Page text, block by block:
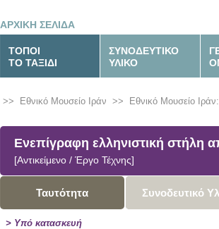
ΑΡΧΙΚΗ ΣΕΛΙΔΑ
ΤΟΠΟΙ
ΤΟ ΤΑΞΙΔΙ
ΣΥΝΟΔΕΥΤΙΚΟ
ΥΛΙΚΟ
>> Εθνικό Μουσείο Ιράν >> Εθνικό Μουσείο
Ενεπίγραφη ελληνιστική στήλη
[Αντικείμενο / Έργο Τέχνης]
Ταυτότητα Συνοδευτικό
> Υπό κατασκευή